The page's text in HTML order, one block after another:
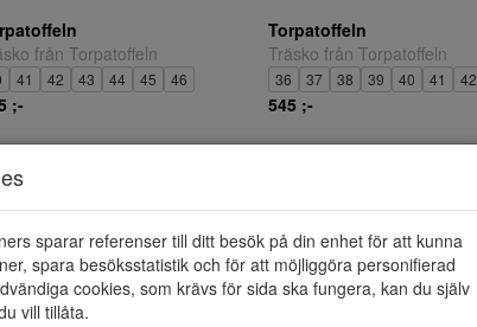
från Torpatoffeln
41 42 43 44 45 46
;-
Torpatoffeln
Träsko från Torpatoffeln
36 37 38 39 40 41 42
545 ;-
sparar referenser till ditt besök på din enhet för att kunna
spara besöksstatistik och för att möjliggöra personifierad
cookies, som krävs för sida ska fungera, kan du själv
vill tillåta.